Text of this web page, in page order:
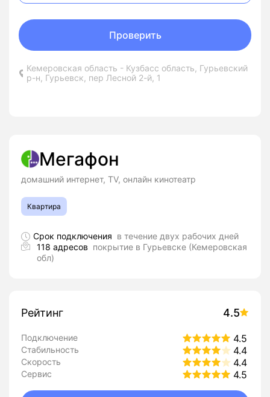
Кемеровская область - Кузбасс область, Гурьевский
р-н, Гурьевск, пер Лесной 2-й, 1
Проверить
Мегафон
домашний интернет, TV, онлайн кинотеатр
Квартира
Срок подключения в течение двух рабочих дней
118 адресов покрытие в Гурьевске (Кемеровская
обл)
Рейтинг 4.5
Подключение 4.5
Стабильность 4.4
Скорость 4.4
Сервис 4.5